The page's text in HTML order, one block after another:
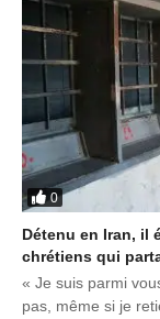
0
Détenu en Iran, il
chrétiens qui
« Je suis parmi
pas, même si je